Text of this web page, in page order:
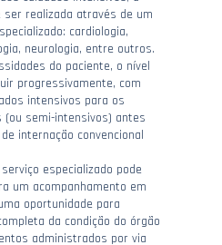
ser realizada através de um
cardiologia,
neurologia, entre outros.
do paciente, o nível
progressivamente, com
intensivos para os
semi-intensivos) antes
internação convencional
especializado pode
um acompanhamento em
oportunidade para
da condição do órgão
administrados por via